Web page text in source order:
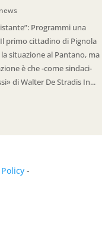
Programmi una
primo cittadino di Pignola
situazione al Pantano, ma
è che -come sindaci-
di Walter De Stradis In...
-